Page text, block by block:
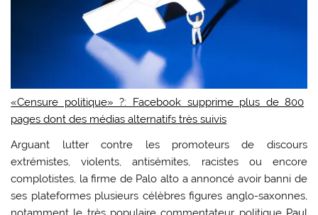
«Censure politique» ?: Facebook supprime plus de 800
pages dont des médias alternatifs très suivis
Arguant lutter contre les promoteurs de discours
extrémistes, violents, antisémites, racistes ou encore
complotistes, la firme de Palo alto a annoncé avoir banni de
ses plateformes plusieurs célèbres figures anglo-saxonnes,